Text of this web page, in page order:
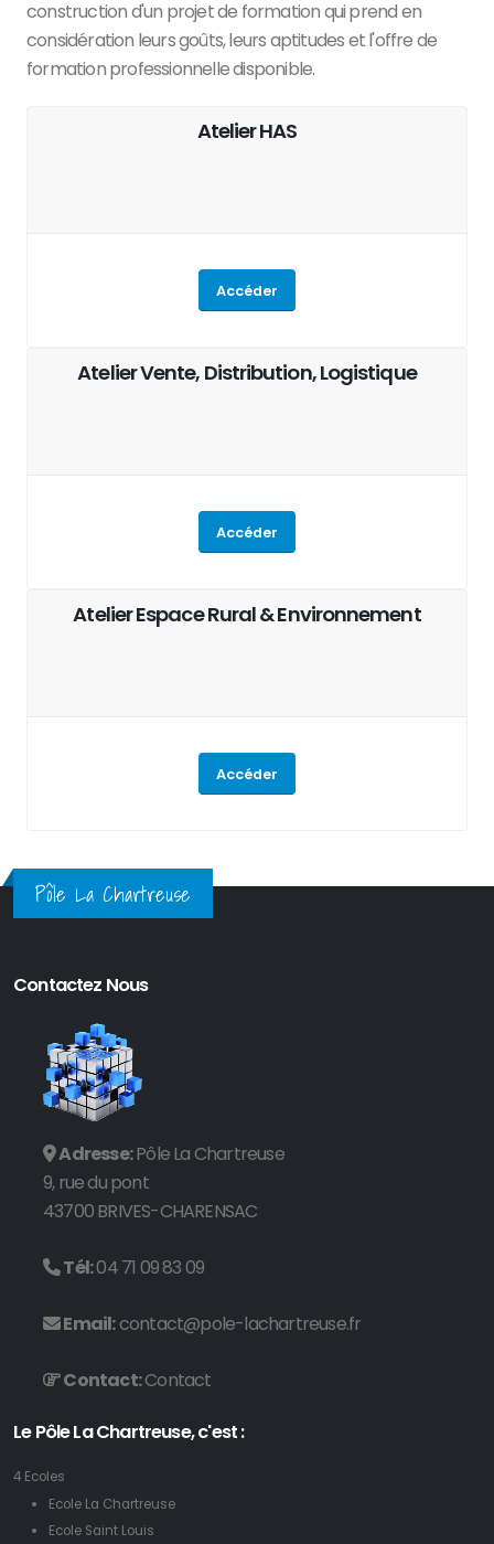
construction d'un projet de formation qui prend en
considération leurs goûts, leurs aptitudes et l'offre de
formation professionnelle disponible.
Atelier HAS
Accéder
Atelier Vente, Distribution, Logistique
Accéder
Atelier Espace Rural & Environnement
Accéder
Pôle La Chartreuse
Contactez Nous
Adresse:Pôle La Chartreuse
9, rue du pont
43700 BRIVES-CHARENSAC
Tél:04 71 09 83 09
Email:contact@pole-lachartreuse.fr
Contact:Contact
Le Pôle La Chartreuse, c'est :
4 Ecoles
Ecole La Chartreuse
Ecole Saint Louis